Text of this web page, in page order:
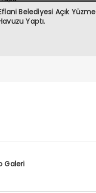
Belediyesi Açık Yüzme
Yaptı.
Galeri